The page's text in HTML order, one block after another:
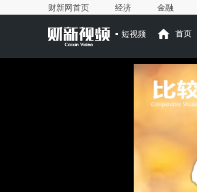
财新网首页 经济 金融
短视频 首页